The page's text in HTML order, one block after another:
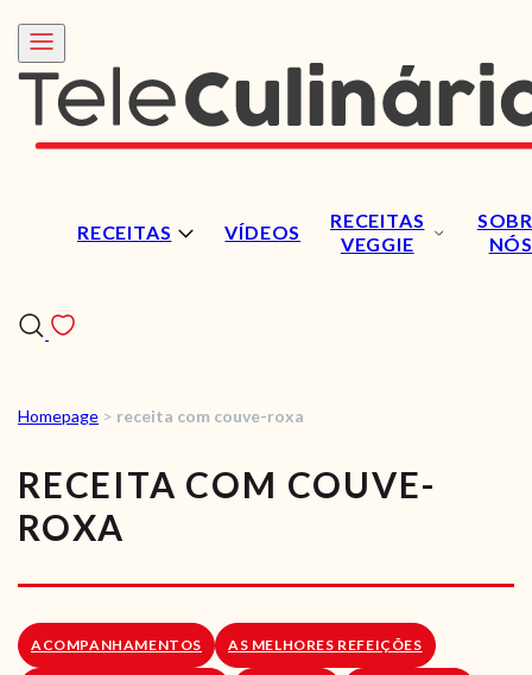
RECEITAS VÍDEOS
RECEITAS
VEGGIE
NÓS
RECEITAS
VÍDEOS
LOJA ONLINE
Homepage > receita com couve-roxa
RECEITA COM COUVE-
ROXA
ACOMPANHAMENTOS AS MELHORES REFEIÇÕES